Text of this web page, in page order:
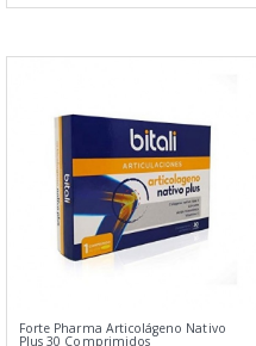
Forte Pharma Articolágeno Nativo
Plus 30 Comprimidos